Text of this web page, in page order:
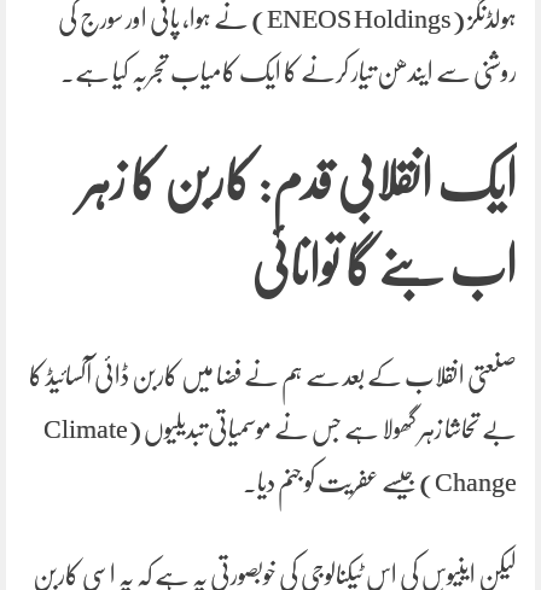
ہولڈنگز (ENEOS Holdings) نے ہوا، پانی اور سورج کی
روشنی سے ایندھن تیار کرنے کا ایک کامیاب تجربہ کیا ہے۔
ایک انقلابی قدم: کاربن کا زہر
اب بنے گا توانائی
صنعتی انقلاب کے بعد سے ہم نے فضا میں کاربن ڈائی آکسائیڈ کا
بے تحاشا زہر گھولا ہے جس نے موسمیاتی تبدیلیوں (Climate
Change) جیسے عفریت کو جنم دیا۔
لیکن اینیوس کی اس ٹیکنالوجی کی خوبصورتی یہ ہے کہ یہ اسی کاربن